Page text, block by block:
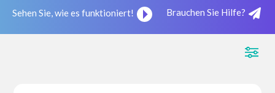
Sehen Sie, wie es funktioniert! Brauchen Sie Hilfe?